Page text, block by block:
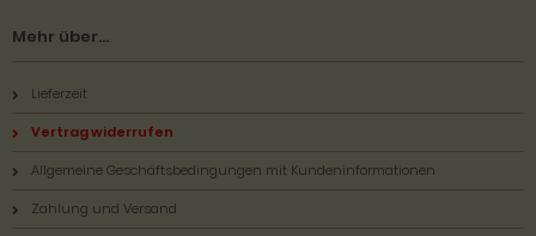
Mehr über...
Lieferzeit
Vertrag widerrufen
Allgemeine Geschäftsbedingungen mit Kundeninformationen
Zahlung und Versand